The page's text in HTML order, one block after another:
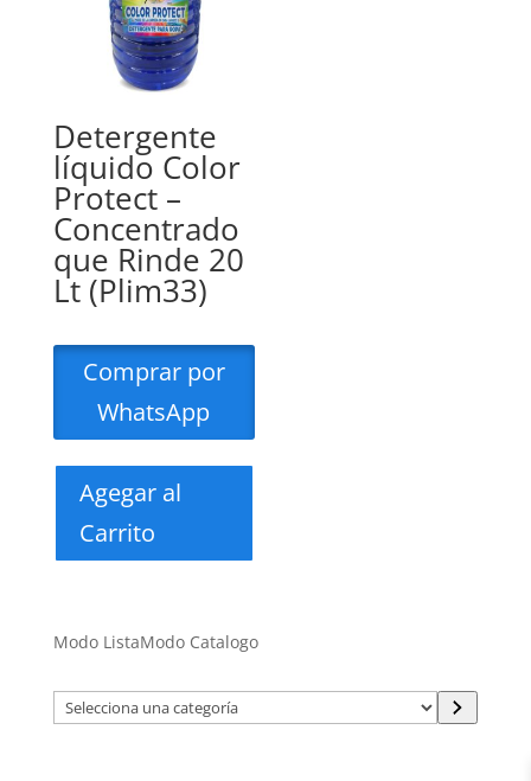
Detergente
líquido Color
Protect –
Concentrado
que Rinde 20
Lt (Plim33)
Comprar por
WhatsApp
Agegar al
Carrito
Modo ListaModo Catalogo
Selecciona
una